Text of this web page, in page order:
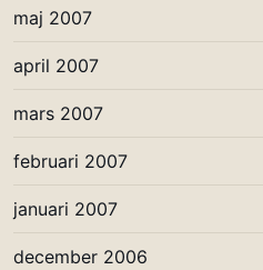
maj 2007
april 2007
mars 2007
februari 2007
januari 2007
december 2006